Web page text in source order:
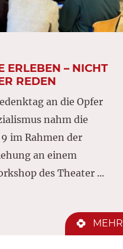
ERLEBEN – NICHT
REDEN
an die Opfer
nahm die
im Rahmen der
an einem
des Theater ...
MEHR